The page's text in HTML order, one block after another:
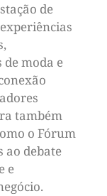
de
moda e
também
o Fórum
ao debate
e